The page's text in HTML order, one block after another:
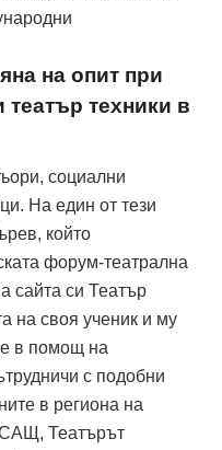
на опит при
театър техники в
социални
На един от тези
който
форум-театрална
сайта си Театър
на своя ученик и му
в помощ на
с подобни
в региона на
Театърът